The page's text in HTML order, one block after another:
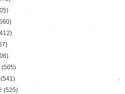
(505)
(541)
(525)